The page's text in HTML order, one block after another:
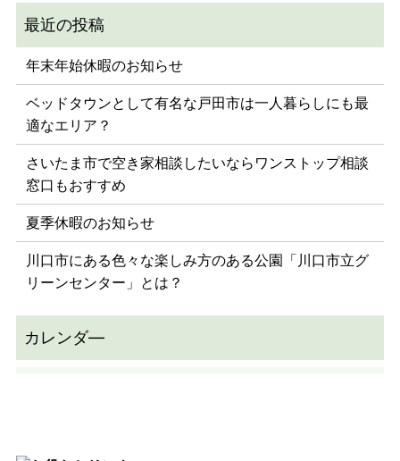
年末年始休暇のお知らせ
ベッドタウンとして有名な戸田市は一人暮らしにも最
適なエリア？
さいたま市で空き家相談したいならワンストップ相談
窓口もおすすめ
夏季休暇のお知らせ
川口市にある色々な楽しみ方のある公園「川口市立グ
リーンセンター」とは？